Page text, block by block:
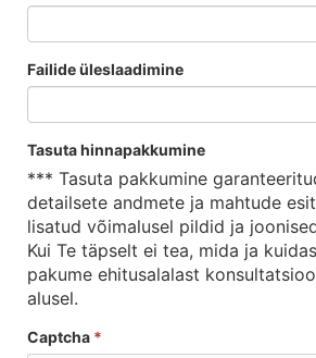
Failide üleslaadimine
Tasuta hinnapakkumine
*** Tasuta pakkumine
detailsete andmete ja mahtude
lisatud võimalusel pildid ja
Kui Te täpselt ei tea, mida ja
pakume ehitusalalast
alusel.
Captcha *